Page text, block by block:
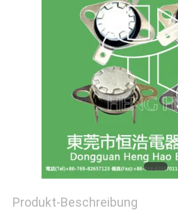
Produkt-Beschreibung